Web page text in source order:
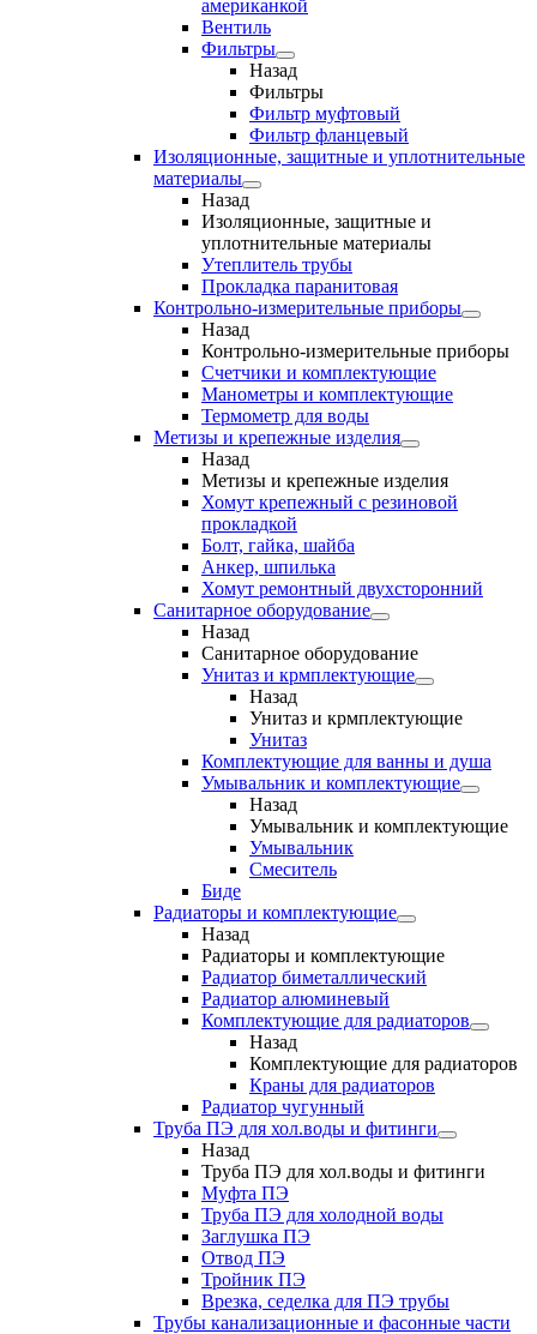
американкой
Вентиль
Фильтры
Назад
Фильтры
Фильтр муфтовый
Фильтр фланцевый
Изоляционные, защитные и уплотнительные
материалы
Назад
Изоляционные, защитные и
уплотнительные материалы
Утеплитель трубы
Прокладка паранитовая
Контрольно-измерительные приборы
Назад
Контрольно-измерительные приборы
Счетчики и комплектующие
Манометры и комплектующие
Термометр для воды
Метизы и крепежные изделия
Назад
Метизы и крепежные изделия
Хомут крепежный с резиновой
прокладкой
Болт, гайка, шайба
Анкер, шпилька
Хомут ремонтный двухсторонний
Санитарное оборудование
Назад
Санитарное оборудование
Унитаз и крмплектующие
Назад
Унитаз и крмплектующие
Унитаз
Комплектующие для ванны и душа
Умывальник и комплектующие
Назад
Умывальник и комплектующие
Умывальник
Смеситель
Биде
Радиаторы и комплектующие
Назад
Радиаторы и комплектующие
Радиатор биметаллический
Радиатор алюминевый
Комплектующие для радиаторов
Назад
Комплектующие для радиаторов
Краны для радиаторов
Радиатор чугунный
Труба ПЭ для хол.воды и фитинги
Назад
Труба ПЭ для хол.воды и фитинги
Муфта ПЭ
Труба ПЭ для холодной воды
Заглушка ПЭ
Отвод ПЭ
Тройник ПЭ
Врезка, седелка для ПЭ трубы
Трубы канализационные и фасонные части